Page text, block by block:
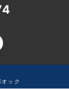
ック